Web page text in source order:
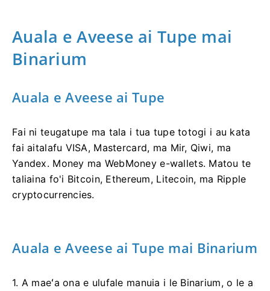
Auala e Aveese ai Tupe mai
Binarium
Auala e Aveese ai Tupe
Fai ni teugatupe ma tala i tua tupe totogi i au kata
fai aitalafu VISA, Mastercard, ma Mir, Qiwi, ma
Yandex. Money ma WebMoney e-wallets. Matou te
taliaina fo'i Bitcoin, Ethereum, Litecoin, ma Ripple
cryptocurrencies.
Auala e Aveese ai Tupe mai Binarium
1. A maeʻa ona e ulufale manuia i le Binarium, o le a